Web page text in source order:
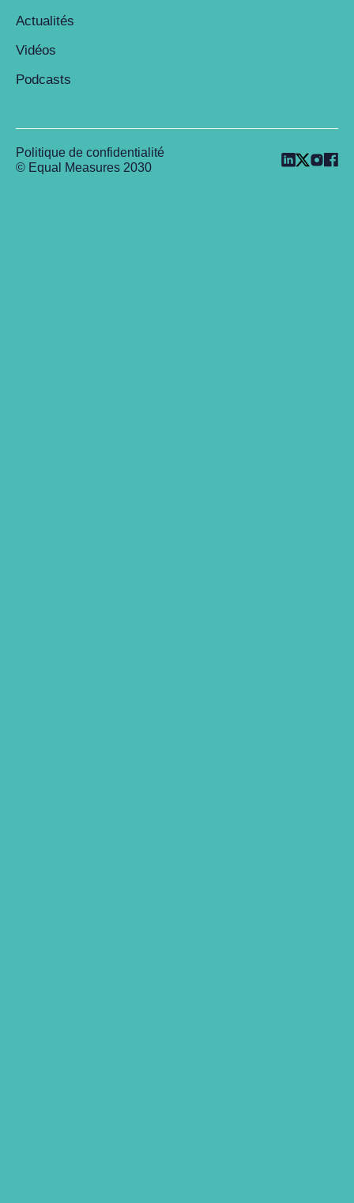
Actualités
Vidéos
Podcasts
© Equal Measures 2030
Politique de confidentialité